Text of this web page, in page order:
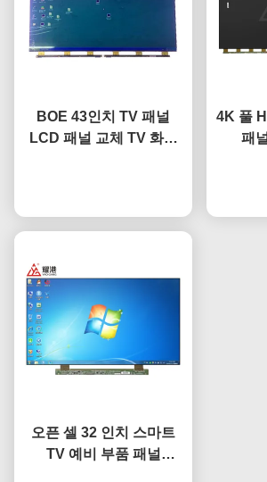
BOE 43인치 TV 패널
LCD 패널 교체 TV 화면
4K 풀
패
오픈 셀 32 인치 스마트
TV 예비 부품 패널